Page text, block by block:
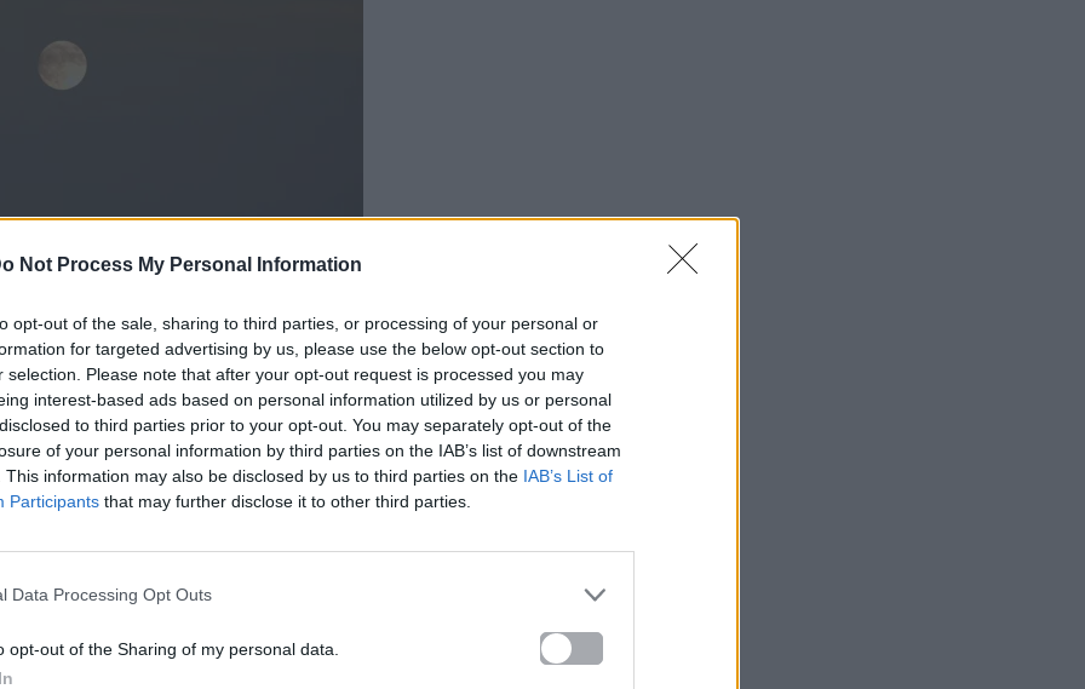
Not Process My Personal Information
opt-out of the sale, sharing to third parties, or processing of your personal or
for targeted advertising by us, please use the below opt-out section to
selection. Please note that after your opt-out request is processed you may
interest-based ads based on personal information utilized by us or personal
to third parties prior to your opt-out. You may separately opt-out of the
of your personal information by third parties on the IAB’s list of downstream
This information may also be disclosed by us to third parties on the IAB’s List of
Participants that may further disclose it to other third parties.
Data Processing Opt Outs
opt-out of the Sharing of my personal data.
ενώνει δύο διαφορετικές ενέργειες: την
ανάδρομο Ερμή που συνδέεται με
παρελθόν. Το αποτέλεσμα, όπως αναφέρεται,
βγαίνουν στην επιφάνεια και ζητούν λύση.